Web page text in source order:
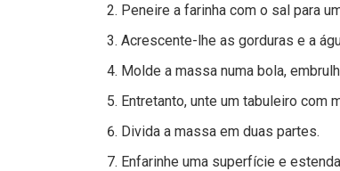
Peneire a farinha com o sal para
Acrescente-lhe as gorduras e a
Molde a massa numa bola,
Entretanto, unte um tabuleiro com
Divida a massa em duas partes.
Enfarinhe uma superfície e